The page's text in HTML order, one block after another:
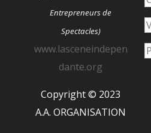
Entrepreneurs de
Spectacles)
www.lasceneindepen
dante.org
Copyright © 2023
A.A. ORGANISATION